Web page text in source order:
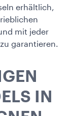
erhältlich,
mit jeder
garantieren.
IN